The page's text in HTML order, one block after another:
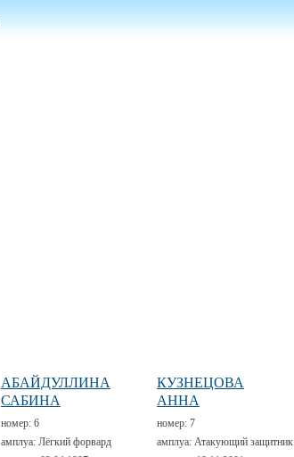
АБАЙДУЛЛИНА
САБИНА
номер: 6
амплуа: Лёгкий форвард
КУЗНЕЦОВА
АННА
номер: 7
амплуа: Атакующий защитник